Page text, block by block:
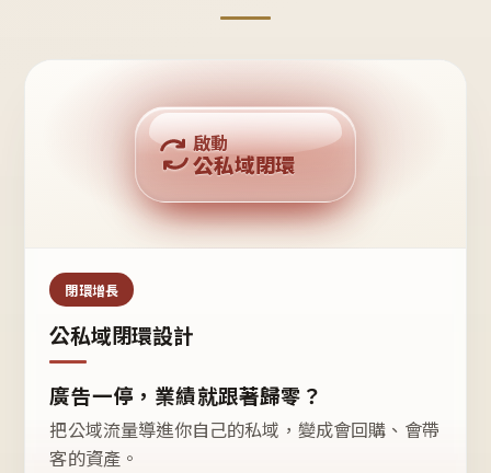
公域流量
私域鐵粉
回購複利
啟動
公私域閉環
閉環增長
公私域閉環設計
廣告一停，業績就跟著歸零？
把公域流量導進你自己的私域，變成會回購、會帶
客的資產。